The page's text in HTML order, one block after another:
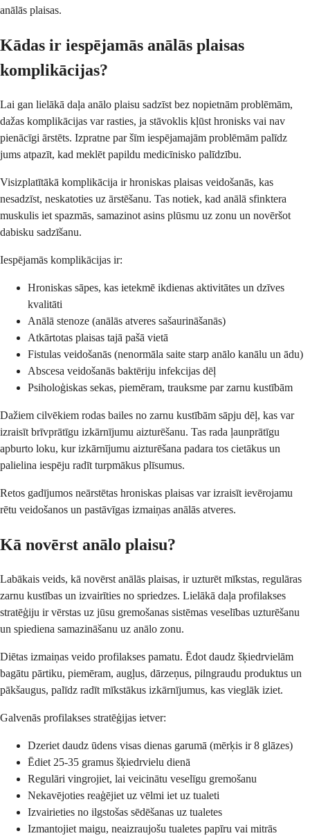
anālās plaisas.
Kādas ir iespējamās anālās plaisas
komplikācijas?
Lai gan lielākā daļa anālo plaisu sadzīst bez nopietnām problēmām,
dažas komplikācijas var rasties, ja stāvoklis kļūst hronisks vai nav
pienācīgi ārstēts. Izpratne par šīm iespējamajām problēmām palīdz
jums atpazīt, kad meklēt papildu medicīnisko palīdzību.
Visizplatītākā komplikācija ir hroniskas plaisas veidošanās, kas
nesadzīst, neskatoties uz ārstēšanu. Tas notiek, kad anālā sfinktera
muskulis iet spazmās, samazinot asins plūsmu uz zonu un novēršot
dabisku sadzīšanu.
Iespējamās komplikācijas ir:
Hroniskas sāpes, kas ietekmē ikdienas aktivitātes un dzīves
kvalitāti
Anālā stenoze (anālās atveres sašaurināšanās)
Atkārtotas plaisas tajā pašā vietā
Fistulas veidošanās (nenormāla saite starp anālo kanālu un ādu)
Abscesa veidošanās baktēriju infekcijas dēļ
Psiholoģiskas sekas, piemēram, trauksme par zarnu kustībām
Dažiem cilvēkiem rodas bailes no zarnu kustībām sāpju dēļ, kas var
izraisīt brīvprātīgu izkārnījumu aizturēšanu. Tas rada ļaunprātīgu
apburto loku, kur izkārnījumu aizturēšana padara tos cietākus un
palielina iespēju radīt turpmākus plīsumus.
Retos gadījumos neārstētas hroniskas plaisas var izraisīt ievērojamu
rētu veidošanos un pastāvīgas izmaiņas anālās atveres.
Kā novērst anālo plaisu?
Labākais veids, kā novērst anālās plaisas, ir uzturēt mīkstas, regulāras
zarnu kustības un izvairīties no spriedzes. Lielākā daļa profilakses
stratēģiju ir vērstas uz jūsu gremošanas sistēmas veselības uzturēšanu
un spiediena samazināšanu uz anālo zonu.
Diētas izmaiņas veido profilakses pamatu. Ēdot daudz šķiedrvielām
bagātu pārtiku, piemēram, augļus, dārzeņus, pilngraudu produktus un
pākšaugus, palīdz radīt mīkstākus izkārnījumus, kas vieglāk iziet.
Galvenās profilakses stratēģijas ietver:
Dzeriet daudz ūdens visas dienas garumā (mērķis ir 8 glāzes)
Ēdiet 25-35 gramus šķiedrvielu dienā
Regulāri vingrojiet, lai veicinātu veselīgu gremošanu
Nekavējoties reaģējiet uz vēlmi iet uz tualeti
Izvairieties no ilgstošas sēdēšanas uz tualetes
Izmantojiet maigu, neaizraujošu tualetes papīru vai mitrās